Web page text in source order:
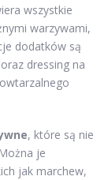
wszystkie
warzywami,
dodatków są
dressing na
, które są nie
je
jak marchew,